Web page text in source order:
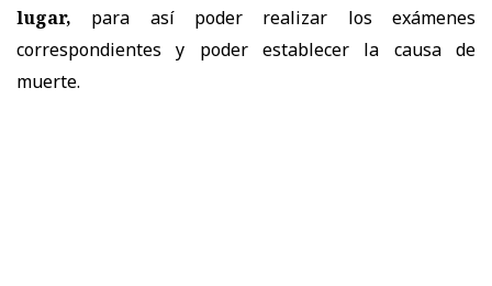
lugar, para así poder realizar los exámenes
correspondientes y poder establecer la causa de
muerte.